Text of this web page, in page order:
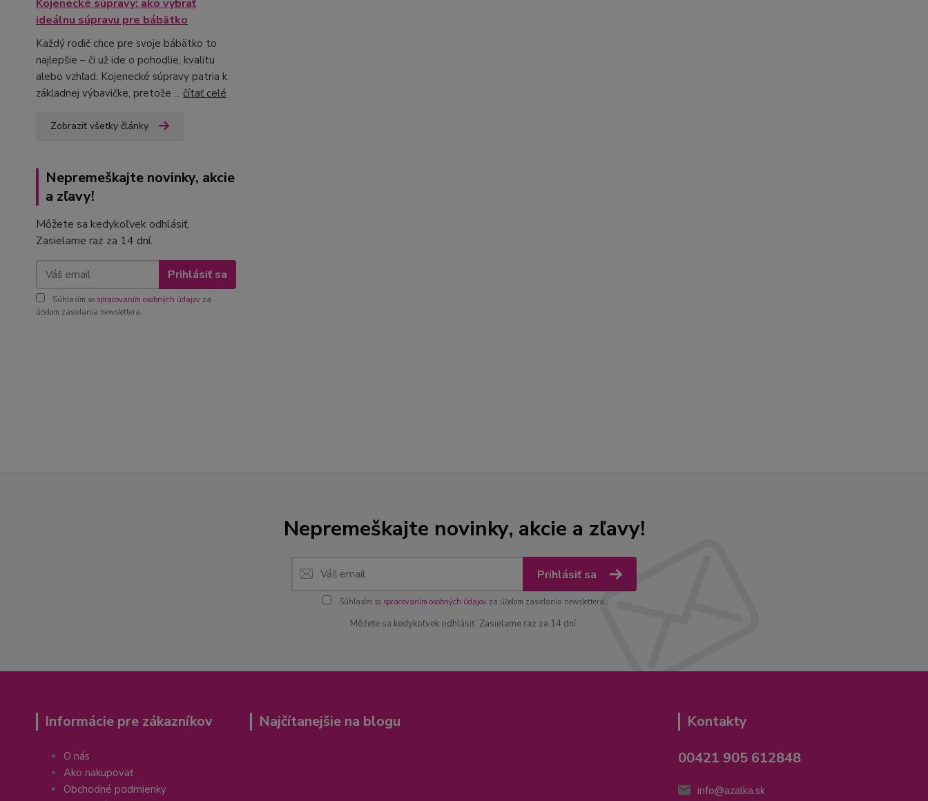
Kojenecké súpravy: ako vybrať
ideálnu súpravu pre bábätko
Každý rodič chce pre svoje bábätko to
najlepšie – či už ide o pohodlie, kvalitu
alebo vzhľad. Kojenecké súpravy patria k
základnej výbavičke, pretože ... čítať celé
Zobraziť všetky články
Nepremeškajte novinky, akcie
a zľavy!
Môžete sa kedykoľvek odhlásiť.
Zasielame raz za 14 dní.
Prihlásiť sa
Súhlasím so spracovaním osobných údajov za
účelom zasielania newslettera.
Nepremeškajte novinky, akcie a zľavy!
Prihlásiť sa
Súhlasím so spracovaním osobných údajovza účelom zasielania newslettera.
Môžete sa kedykoľvek odhlásiť. Zasielame raz za 14 dní.
Informácie pre zákazníkov
O nás
Ako nakupovať
Obchodné podmienky
Najčítanejšie na blogu
Kontakty
00421 905 612848
info@azalka.sk